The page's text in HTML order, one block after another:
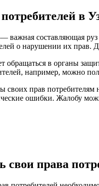
в
важная составляющая руз
о нарушении их прав.
обращаться в органы
например, можно
своих прав потребителям
ошибки. Жалобу
свои права